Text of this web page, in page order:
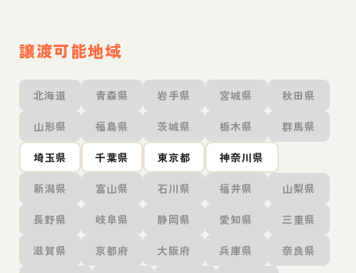
譲渡可能地域
北海道 青森県 岩手県 宮城県 秋田県
山形県 福島県 茨城県 栃木県 群馬県
埼玉県 千葉県 東京都 神奈川県
新潟県 富山県 石川県 福井県 山梨県
長野県 岐阜県 静岡県 愛知県 三重県
滋賀県 京都府 大阪府 兵庫県 奈良県